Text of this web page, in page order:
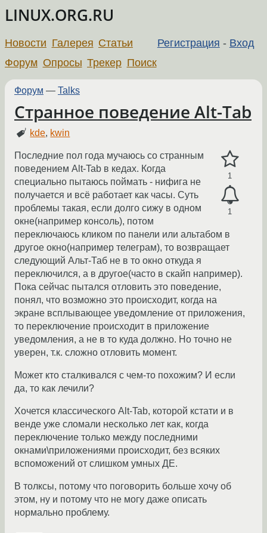
LINUX.ORG.RU
Регистрация - Вход
Новости Галерея Статьи
Форум Опросы Трекер Поиск
Форум — Talks
Странное поведение Alt-Tab
kde, kwin
1
1
Последние пол года мучаюсь со странным
поведением Alt-Tab в кедах. Когда
специально пытаюсь поймать - нифига не
получается и всё работает как часы. Суть
проблемы такая, если долго сижу в одном
окне(например консоль), потом
переключаюсь кликом по панели или альтабом в
другое окно(например телеграм), то возвращает
следующий Альт-Таб не в то окно откуда я
переключился, а в другое(часто в скайп например).
Пока сейчас пытался отловить это поведение,
понял, что возможно это происходит, когда на
экране всплывающее уведомление от приложения,
то переключение происходит в приложение
уведомления, а не в то куда должно. Но точно не
уверен, т.к. сложно отловить момент.
Может кто сталкивался с чем-то похожим? И если
да, то как лечили?
Хочется классического Alt-Tab, которой кстати и в
венде уже сломали несколько лет как, когда
переключение только между последними
окнами\приложениями происходит, без всяких
вспоможений от слишком умных ДЕ.
В толксы, потому что поговорить больше хочу об
этом, ну и потому что не могу даже описать
нормально проблему.